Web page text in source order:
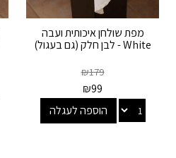
מפת שולחן איכותית ועבה
White - לבן חלק (גם בעגול)
₪179
₪99
הוספה לעגלה